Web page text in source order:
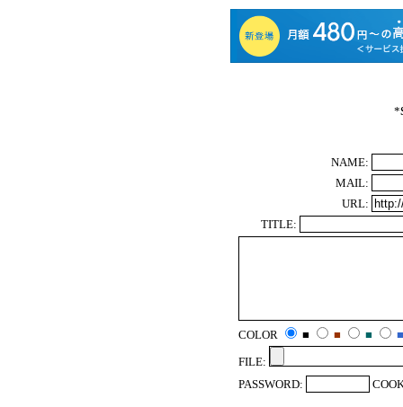
*
NAME:
MAIL:
URL:
TITLE:
COLOR ■ ■ ■
■
FILE:
PASSWORD: